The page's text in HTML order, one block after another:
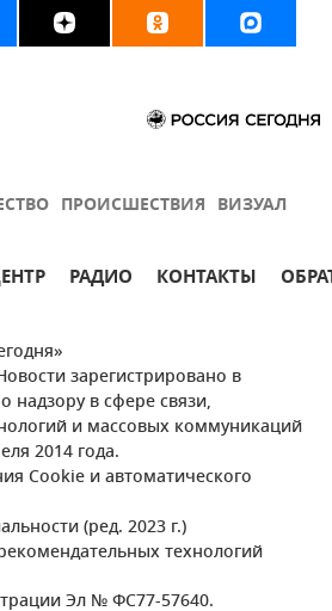
ПРОИСШЕСТВИЯ ВИЗУАЛ
РАДИО КОНТАКТЫ
зарегистрировано в
надзору в сфере связи,
и массовых коммуникаций
2014 года.
Cookie и автоматического
(ред. 2023 г.)
технологий
Эл № ФС77-57640.